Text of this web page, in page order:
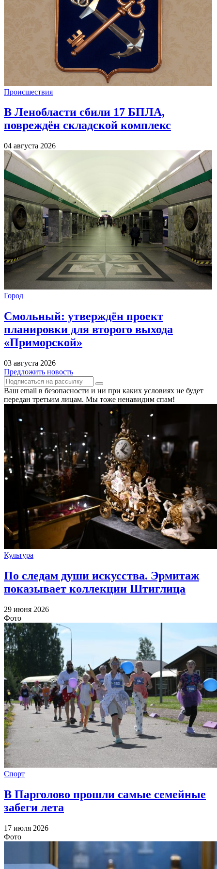
Происшествия
В Ленобласти сбили 17 БПЛА,
повреждён складской комплекс
04 августа 2026
Город
Смольный: утверждён проект
планировки для второго выхода
«Приморской»
03 августа 2026
Предложить новость
Ваш email в безопасности и ни при каких условиях не будет
передан третьим лицам. Мы тоже ненавидим спам!
Культура
По следам души искусства. Эрмитаж
показывает коллекции Штиглица
29 июня 2026
Фото
Спорт
В Парголово прошли самые семейные
забеги лета
17 июля 2026
Фото